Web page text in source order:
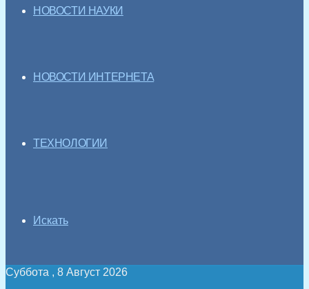
НОВОСТИ НАУКИ
НОВОСТИ ИНТЕРНЕТА
ТЕХНОЛОГИИ
Искать
Суббота , 8 Август 2026